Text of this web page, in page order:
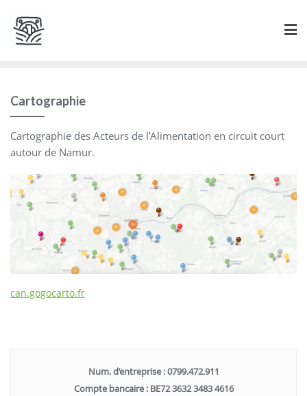
content
Cartographie
Cartographie des Acteurs de l’Alimentation en circuit court
autour de Namur.
can.gogocarto.fr
Num. d’entreprise : 0799.472.911
Compte bancaire : BE72 3632 3483 4616